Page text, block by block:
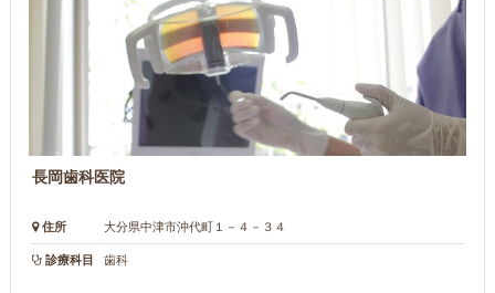
長岡歯科医院
住所 大分県中津市沖代町１－４－３４
診療科目 歯科